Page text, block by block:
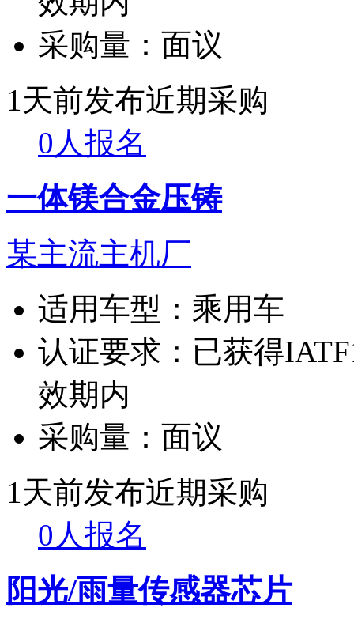
采购量： 面议
1天前发布近期采购
0人报名
一体镁合金压铸
某主流主机厂
适用车型： 乘用车
认证要求： 已获得
效期内
采购量： 面议
1天前发布近期采购
0人报名
阳光/雨量传感器芯片